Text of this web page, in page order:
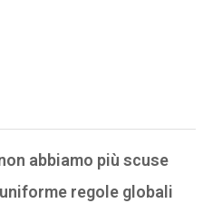
abbiamo più scuse
regole globali